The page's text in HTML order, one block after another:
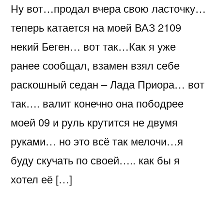
Ну вот…продал вчера свою ласточку…
теперь катается на моей ВАЗ 2109
некий Беген… вот так…Как я уже
ранее сообщал, взамен взял себе
раскошный седан – Лада Приора… вот
так…. валит конечно она пободрее
моей 09 и руль крутится не двумя
руками… но это всё так мелочи…я
буду скучать по своей….. как бы я
хотел её […]